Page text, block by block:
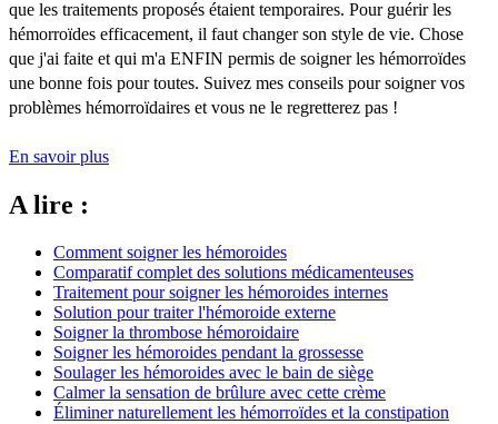
que les traitements proposés étaient temporaires. Pour guérir les
hémorroïdes efficacement, il faut changer son style de vie. Chose
que j'ai faite et qui m'a ENFIN permis de soigner les hémorroïdes
une bonne fois pour toutes. Suivez mes conseils pour soigner vos
problèmes hémorroïdaires et vous ne le regretterez pas !
En savoir plus
A lire :
Comment soigner les hémoroides
Comparatif complet des solutions médicamenteuses
Traitement pour soigner les hémoroides internes
Solution pour traiter l'hémoroide externe
Soigner la thrombose hémoroidaire
Soigner les hémoroides pendant la grossesse
Soulager les hémoroides avec le bain de siège
Calmer la sensation de brûlure avec cette crème
Éliminer naturellement les hémorroïdes et la constipation